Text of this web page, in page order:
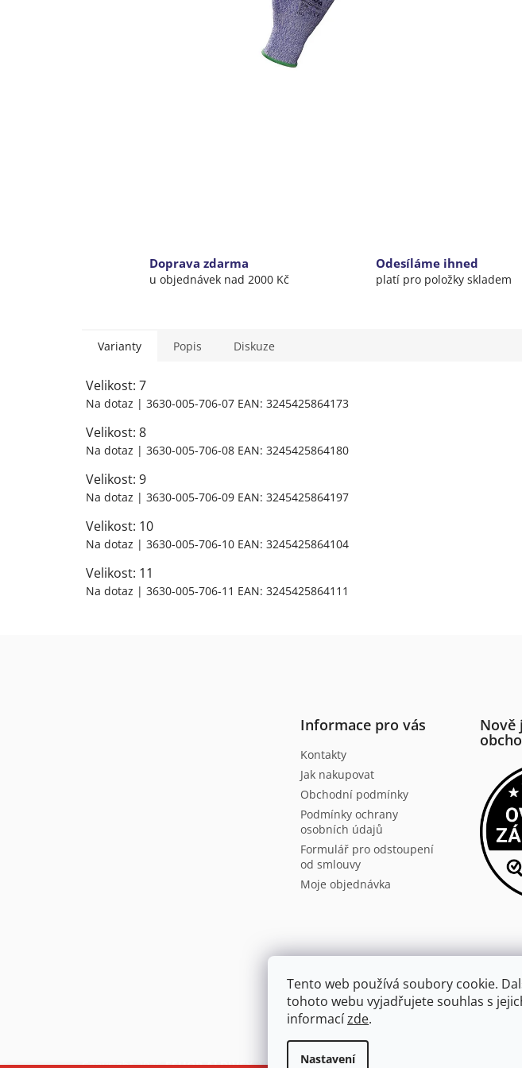
Tento web používá soubory cookie.
tohoto webu vyjadřujete souhlas s
informacízde.
Nastavení
Doprava zdarma
u objednávek nad 2000 Kč
Odesíláme ihned
platí pro položky skladem
Varianty Popis Diskuze
Velikost: 7
Na dotaz | 3630-005-706-07 EAN: 3245425864173
Velikost: 8
Na dotaz | 3630-005-706-08 EAN: 3245425864180
Velikost: 9
Na dotaz | 3630-005-706-09 EAN: 3245425864197
Velikost: 10
Na dotaz | 3630-005-706-10 EAN: 3245425864104
Velikost: 11
Na dotaz | 3630-005-706-11 EAN: 3245425864111
Informace pro vás
Kontakty
Jak nakupovat
Obchodní podmínky
Podmínky ochrany
osobních údajů
Formulář pro odstoupení
od smlouvy
Moje objednávka
Nově